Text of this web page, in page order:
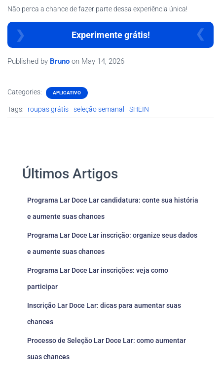
Não perca a chance de fazer parte dessa experiência única!
Experimente grátis!
Published by Bruno on May 14, 2026
Categories: APLICATIVO
Tags: roupas grátis seleção semanal SHEIN
Últimos Artigos
Programa Lar Doce Lar candidatura: conte sua história
e aumente suas chances
Programa Lar Doce Lar inscrição: organize seus dados
e aumente suas chances
Programa Lar Doce Lar inscrições: veja como
participar
Inscrição Lar Doce Lar: dicas para aumentar suas
chances
Processo de Seleção Lar Doce Lar: como aumentar
suas chances